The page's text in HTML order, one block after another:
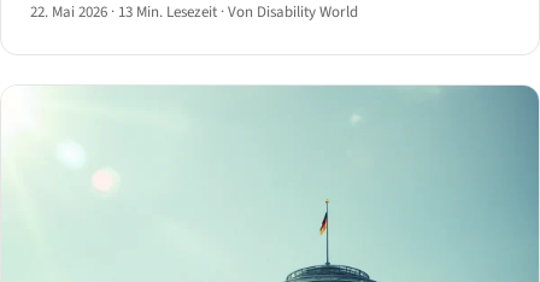
22. Mai 2026 · 13 Min. Lesezeit ·Von Disability World